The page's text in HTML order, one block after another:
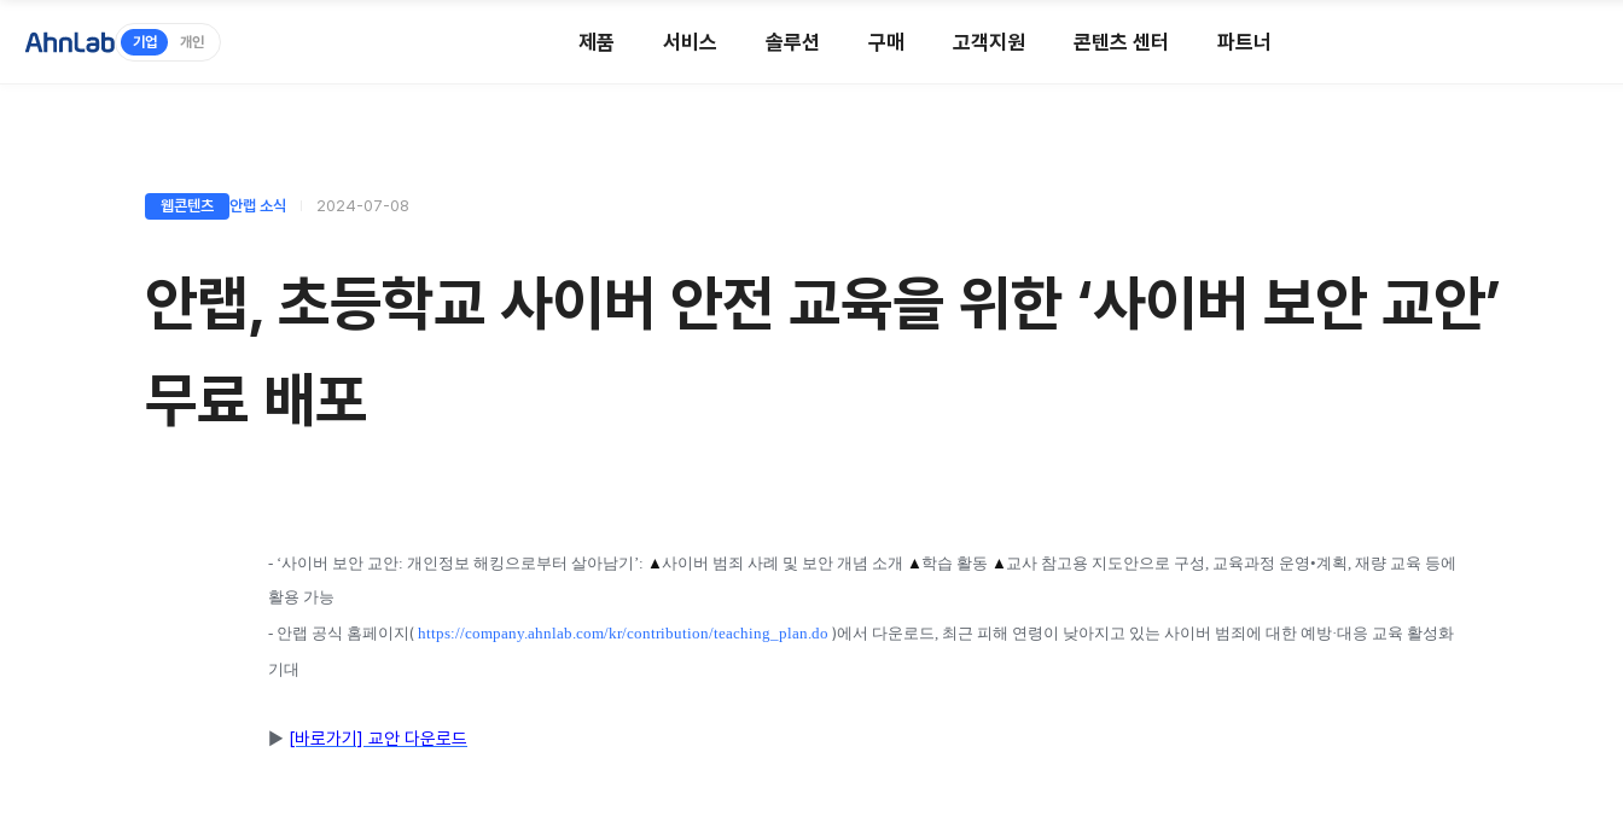
기업 개인 제품 서비스 솔루션 구매 고객지원 콘텐츠 센터 파트너
웹콘텐츠 안랩 소식 2024-07-08
안랩, 초등학교 사이버 안전 교육을 위한 ‘사이버 보안 교안’
무료 배포
- ‘사이버 보안 교안: 개인정보 해킹으로부터 살아남기’: ▲사이버 범죄 사례 및 보안 개념 소개 ▲ 학습 활동 ▲ 교사 참고용 지도안으로 구성 , 교육과정 운영•계획 , 재량 교육 등에
활용 가능
- 안랩 공식 홈페이지 ( https://company.ahnlab.com/kr/contribution/teaching_plan.do )에서 다운로드, 최근 피해 연령이 낮아지고 있는 사이버 범죄에 대한 예방·대응 교육 활성화
기대
▶ [바로가기] 교안 다운로드